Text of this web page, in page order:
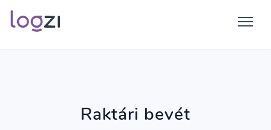
Raktári bevét